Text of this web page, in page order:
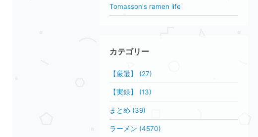
Tomasson's ramen life
カテゴリー
【厳選】 (27)
【実録】 (13)
まとめ (39)
ラーメン (4570)